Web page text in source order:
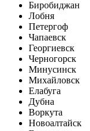
Биробиджан
Лобня
Петергоф
Чапаевск
Георгиевск
Черногорск
Минусинск
Михайловск
Елабуга
Дубна
Воркута
Новоалтайск